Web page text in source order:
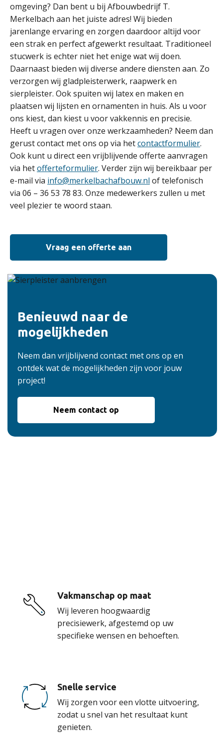
omgeving? Dan bent u bij Afbouwbedrijf T.
Merkelbach aan het juiste adres! Wij bieden
jarenlange ervaring en zorgen daardoor altijd voor
een strak en perfect afgewerkt resultaat. Traditioneel
stucwerk is echter niet het enige wat wij doen.
Daarnaast bieden wij diverse andere diensten aan. Zo
verzorgen wij gladpleisterwerk, raapwerk en
sierpleister. Ook spuiten wij latex en maken en
plaatsen wij lijsten en ornamenten in huis. Als u voor
ons kiest, dan kiest u voor vakkennis en precisie.
Heeft u vragen over onze werkzaamheden? Neem dan
gerust contact met ons op via hetcontactformulier.
Ook kunt u direct een vrijblijvende offerte aanvragen
via hetofferteformulier. Verder zijn wij bereikbaar per
e-mail via info@merkelbachafbouw.nl of telefonisch
via 06 – 36 53 78 83. Onze medewerkers zullen u met
veel plezier te woord staan.
Vraag een offerte aan
Benieuwd naar de
mogelijkheden
Neem dan vrijblijvend contact met ons op en
ontdek wat de mogelijkheden zijn voor jouw
project!
Neem contact op
Vakmanschap op maat
Wij leveren hoogwaardig
precisiewerk, afgestemd op uw
specifieke wensen en behoeften.
Snelle service
Wij zorgen voor een vlotte uitvoering,
zodat u snel van het resultaat kunt
genieten.